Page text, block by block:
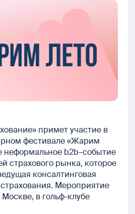
примет участие в
фестивале «Жарим
неформальное b2b–событие
страхового рынка, которое
консалтинговая
Мероприятие
в гольф-клубе